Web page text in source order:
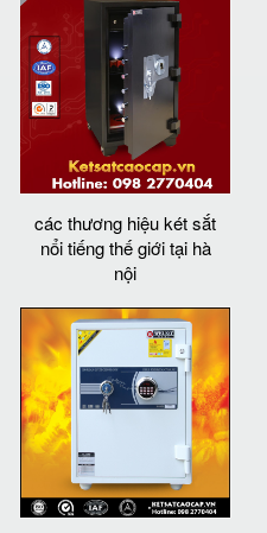
các thương hiệu két sắt
nổi tiếng thế giới tại hà
nội